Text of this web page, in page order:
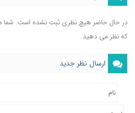
در حال حاضر هیچ نظری ثبت نشده است. شما می
که نظر می دهید.
ارسال نظر جدید